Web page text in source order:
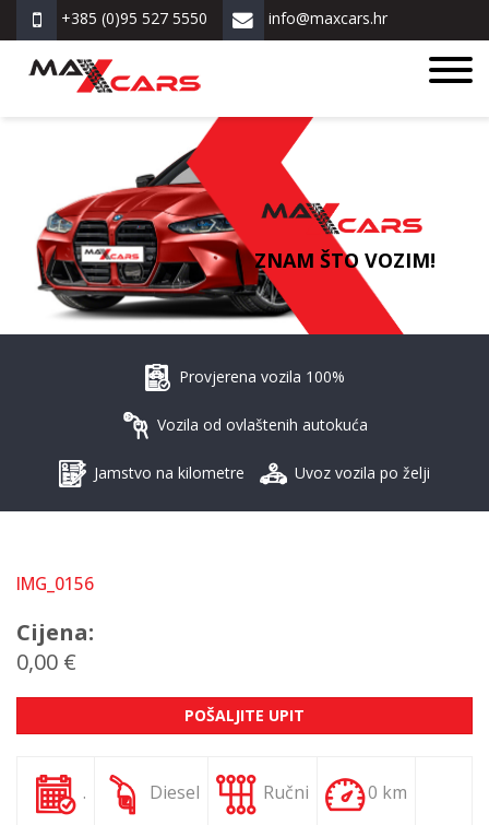
+385 (0)95 527 5550 info@maxcars.hr
ZNAM ŠTO VOZIM!
Provjerena vozila 100%
Vozila od ovlaštenih autokuća
Jamstvo na kilometre Uvoz vozila po želji
IMG_0156
Cijena:
0,00 €
POŠALJITE UPIT
. Diesel Ručni 0 km